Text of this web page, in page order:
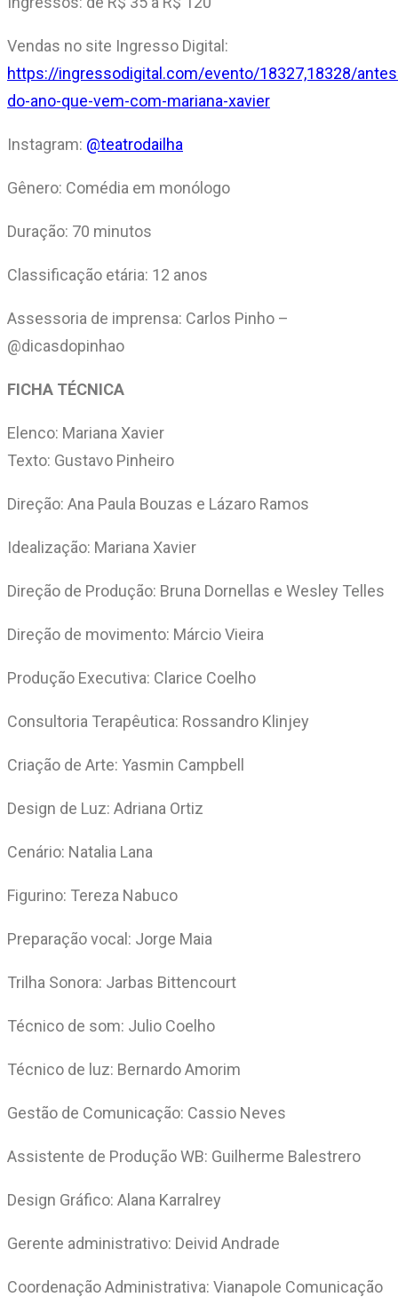
Vendas no site Ingresso Digital:
https://ingressodigital.com/evento/18327,18328/
do-ano-que-vem-com-mariana-xavier
Instagram: @teatrodailha
Gênero: Comédia em monólogo
Duração: 70 minutos
Classificação etária: 12 anos
Assessoria de imprensa: Carlos Pinho –
@dicasdopinhao
FICHA TÉCNICA
Elenco: Mariana Xavier
Texto: Gustavo Pinheiro
Direção: Ana Paula Bouzas e Lázaro Ramos
Idealização: Mariana Xavier
Direção de Produção: Bruna Dornellas e Wesley Telles
Direção de movimento: Márcio Vieira
Produção Executiva: Clarice Coelho
Consultoria Terapêutica: Rossandro Klinjey
Criação de Arte: Yasmin Campbell
Design de Luz: Adriana Ortiz
Cenário: Natalia Lana
Figurino: Tereza Nabuco
Preparação vocal: Jorge Maia
Trilha Sonora: Jarbas Bittencourt
Técnico de som: Julio Coelho
Técnico de luz: Bernardo Amorim
Gestão de Comunicação: Cassio Neves
Assistente de Produção WB: Guilherme Balestrero
Design Gráfico: Alana Karralrey
Gerente administrativo: Deivid Andrade
Coordenação Administrativa: Vianapole Comunicação